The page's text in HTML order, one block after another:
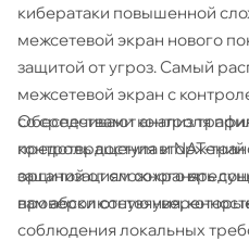
кибератаки повышенной
межсетевой экран нового
защитой от угроз. Самый
межсетевой экран с
со средствами контроля
предотвращения вторжений
защитой от сложного
вам абсолютную
Обеспечивают анализ
контроль доступа и NAT-
организациям сохранять
проверки состояния,
соблюдения локальных